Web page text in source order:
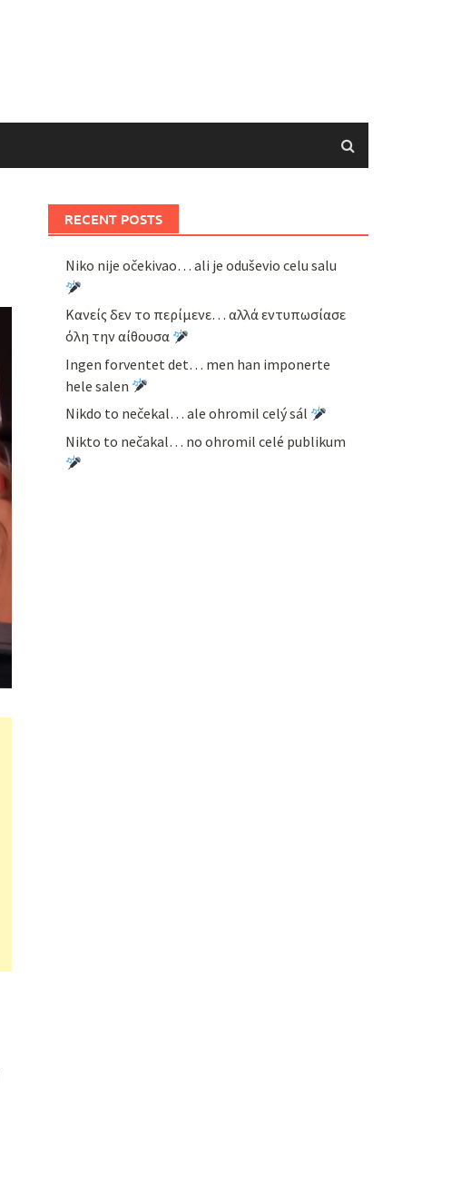
RECENT POSTS
Niko nije očekivao… ali je oduševio celu salu
Κανείς δεν το περίμενε… αλλά εντυπωσίασε
όλη την αίθουσα
Ingen forventet det… men han imponerte
hele salen
Nikdo to nečekal… ale ohromil celý sál
Nikto to nečakal… no ohromil celé publikum